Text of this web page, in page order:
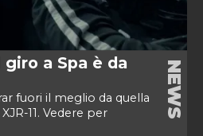
giro a Spa è da
fuori il meglio da quella
11. Vedere per
NEWS